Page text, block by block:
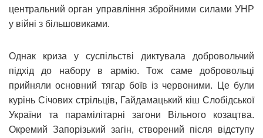
центральний орган управління збройними силами УНР
у війні з більшовиками.
Однак криза у суспільстві диктувала добровольчий
підхід до набору в армію. Тож саме добровольці
прийняли основний тягар боїв із червоними. Це були
курінь Січових стрільців, Гайдамацький кіш Слобідської
України та парамілітарні загони Вільного козацтва.
Окремий Запорізький загін, створений після відступу